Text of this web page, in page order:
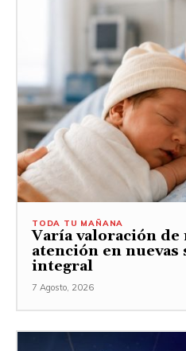
TODA TU MAÑANA
Varía valoración de
atención en nuevas
integral
7 Agosto, 2026